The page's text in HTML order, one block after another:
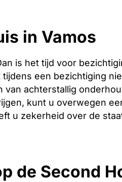
in Vamos
is het tijd voor
een bezichtiging
van achterstallig
kunt u overwegen
u zekerheid over de
de Second